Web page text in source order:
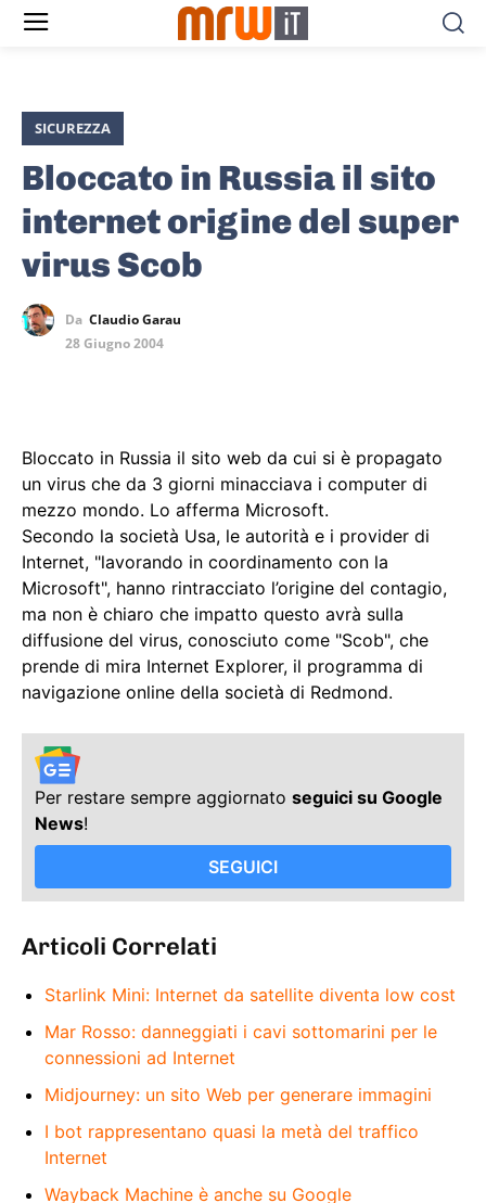
SICUREZZA
Bloccato in Russia il sito
internet origine del super
virus Scob
Da Claudio Garau
28 Giugno 2004
Bloccato in Russia il sito web da cui si è propagato
un virus che da 3 giorni minacciava i computer di
mezzo mondo. Lo afferma Microsoft.
Secondo la società Usa, le autorità e i provider di
Internet, "lavorando in coordinamento con la
Microsoft", hanno rintracciato l’origine del contagio,
ma non è chiaro che impatto questo avrà sulla
diffusione del virus, conosciuto come "Scob", che
prende di mira Internet Explorer, il programma di
navigazione online della società di Redmond.
Per restare sempre aggiornato seguici su Google
News!
SEGUICI
Articoli Correlati
Starlink Mini: Internet da satellite diventa low cost
Mar Rosso: danneggiati i cavi sottomarini per le
connessioni ad Internet
Midjourney: un sito Web per generare immagini
I bot rappresentano quasi la metà del traffico
Internet
Wayback Machine è anche su Google